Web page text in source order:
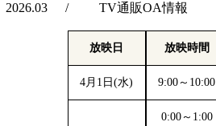
2026.03 TV通販OA情報
放映日 放映時間
4月1日(水) 9:00～10:00
0:00～1:00